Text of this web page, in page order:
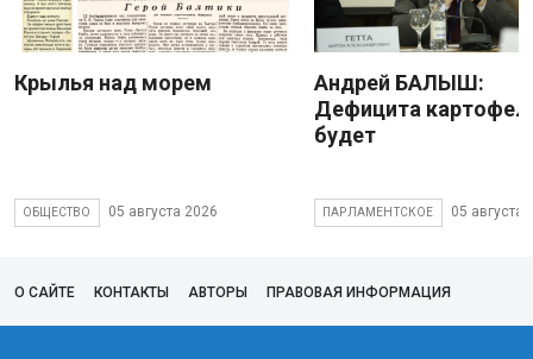
Крылья над морем
ОБЩЕСТВО 05 августа 2026
Андрей БАЛЫШ:
Дефицита
будет
ПАРЛАМЕНТСКОЕ 05 августа
О САЙТЕ КОНТАКТЫ АВТОРЫ ПРАВОВАЯ ИНФОРМАЦИЯ